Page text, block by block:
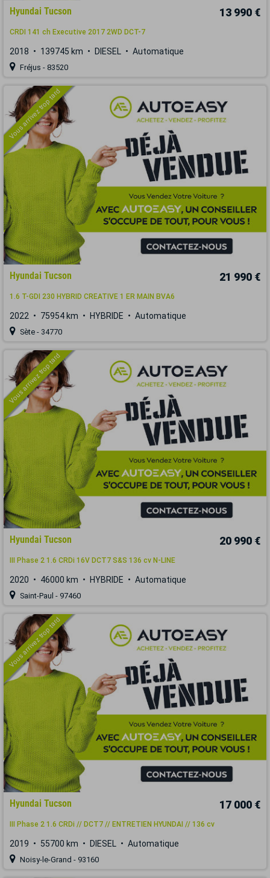
Hyundai Tucson 13 990 €
CRDI 141 ch Executive 2017 2WD DCT-7
2018 139745 km DIESEL Automatique
Fréjus - 83520
Vous arrivez trop tard
Hyundai Tucson 21 990 €
1.6 T-GDI 230 HYBRID CREATIVE 1 ER MAIN BVA6
2022 75954 km HYBRIDE Automatique
Sète - 34770
Vous arrivez trop tard
Hyundai Tucson 20 990 €
III Phase 2 1.6 CRDi 16V DCT7 S&S 136 cv N-LINE
2020 46000 km HYBRIDE Automatique
Saint-Paul - 97460
Vous arrivez trop tard
Hyundai Tucson 17 000 €
III Phase 2 1.6 CRDi // DCT7 // ENTRETIEN HYUNDAI // 136 cv
2019 55700 km DIESEL Automatique
Noisy-le-Grand - 93160